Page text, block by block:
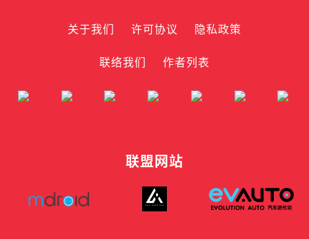
关于我们 许可协议
隐私政策
联络我们
作者列表
联盟网站